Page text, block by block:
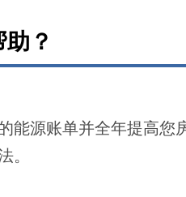
？
能源账单并全年提高您
。